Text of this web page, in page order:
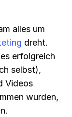
alles um
dreht.
erfolgreich
selbst),
Videos
wurden,